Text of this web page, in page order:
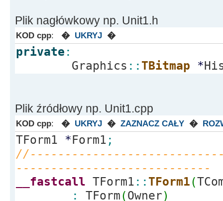
Plik nagłówkowy np. Unit1.h
KOD cpp: � UKRYJ �
private :
Graphics :: TBitmap *
Plik źródłowy np. Unit1.cpp
KOD cpp: � UKRYJ � ZAZNACZ CAŁY �
TForm1 * Form1 ;
----------------------------
__fastcall TForm1 :: TForm1(
:
TForm(Owner)